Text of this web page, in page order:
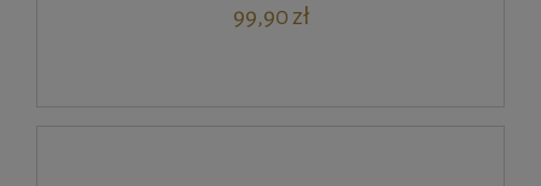
99,90 zł